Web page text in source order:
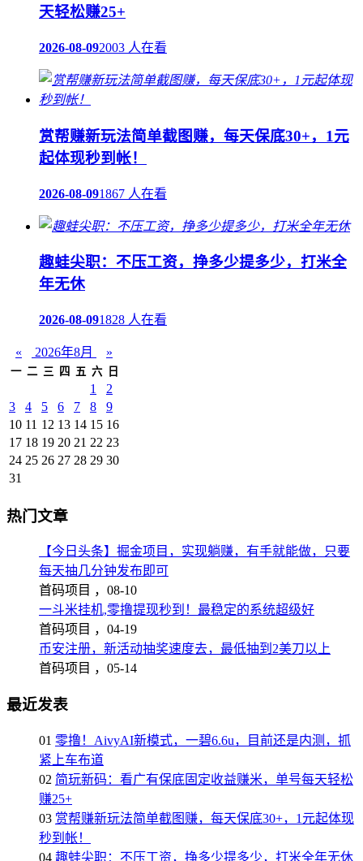
天轻松赚25+
2026-08-092003 人在看
赏帮赚新玩法简单截图赚，每天保底30+，1元
起体现秒到帐！
2026-08-091867 人在看
趣蛙尖职：不压工资，挣多少提多少，打米全
年无休
2026-08-091828 人在看
« 2026年8月 »
一 二 三 四 五 六 日
1
2
3
4 5 6 7 8
9
10 11 12 13 14 15 16
17 18 19 20 21 22 23
24 25 26 27 28 29 30
31
热门文章
【今日头条】掘金项目，实现躺赚，有手就能做，只要
每天抽几分钟发布即可
首码项目 ， 08-10
一斗米挂机,零撸提现秒到！最稳定的系统超级好
首码项目 ， 04-19
币安注册，新活动抽奖速度去，最低抽到2美刀以上
首码项目 ， 05-14
最近发表
01 零撸！AivyAI新模式，一碧6.6u，目前还是内测，抓
紧上车布道
02 简玩新码：看广有保底固定收益赚米，单号每天轻松
赚25+
03 赏帮赚新玩法简单截图赚，每天保底30+，1元起体现
秒到帐！
04 趣蛙尖职：不压工资，挣多少提多少，打米全年无休